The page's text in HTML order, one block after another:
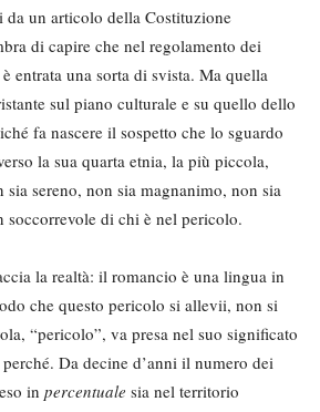
un articolo della Costituzione
di capire che nel regolamento dei
entrata una sorta di svista. Ma quella
sul piano culturale e su quello dello
fa nascere il sospetto che lo sguardo
la sua quarta etnia, la più piccola,
sia sereno, non sia magnanimo, non sia
soccorrevole di chi è nel pericolo.
la realtà: il romancio è una lingua in
che questo pericolo si allevii, non si
“pericolo”, va presa nel suo significato
Da decine d’anni il numero dei
in percentuale sia nel territorio